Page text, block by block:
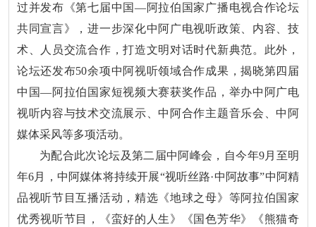
过并发布《第七届中国—阿拉伯国家广播电视合作论坛
共同宣言》，进一步深化中阿广电视听政策、内容、技
术、人员交流合作，打造文明对话时代新典范。此外，
论坛还发布50余项中阿视听领域合作成果，揭晓第四届
中国—阿拉伯国家短视频大赛获奖作品，举办中阿广电
视听内容与技术交流展示、中阿合作主题音乐会、中阿
媒体采风等多项活动。
为配合此次论坛及第二届中阿峰会，自今年9月至明
年6月，中阿媒体将持续开展“视听丝路·中阿故事”中阿精
品视听节目互播活动，精选《地球之母》等阿拉伯国家
优秀视听节目，《蛮好的人生》《国色芳华》《熊猫奇